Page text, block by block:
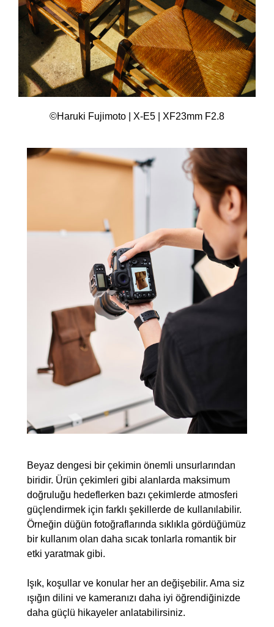
©Haruki Fujimoto | X-E5 | XF23mm F2.8
Beyaz dengesi bir çekimin önemli unsurlarından
biridir. Ürün çekimleri gibi alanlarda maksimum
doğruluğu hedeflerken bazı çekimlerde atmosferi
güçlendirmek için farklı şekillerde de kullanılabilir.
Örneğin düğün fotoğraflarında sıklıkla gördüğümüz
bir kullanım olan daha sıcak tonlarla romantik bir
etki yaratmak gibi.
Işık, koşullar ve konular her an değişebilir. Ama siz
ışığın dilini ve kameranızı daha iyi öğrendiğinizde
daha güçlü hikayeler anlatabilirsiniz.